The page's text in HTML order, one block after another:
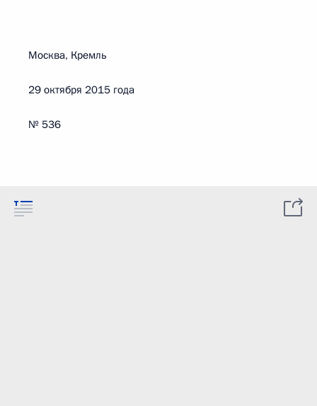
Москва, Кремль
29 октября 2015 года
№ 536